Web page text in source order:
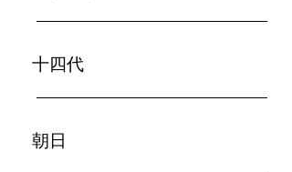
​十四代
朝日